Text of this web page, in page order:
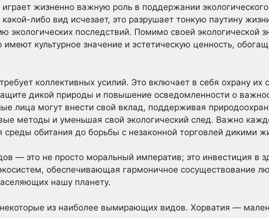
жизненно важную роль в поддержании
либо вид исчезает, это разрушает тонкую паутину
экологических последствий. Помимо своей экологической
культурное значение и эстетическую ценность,
коллективных усилий. Это включает в себя охрану их
дикой природы и повышение осведомленности о
лица могут внести свой вклад, поддерживая
методы и уменьшая свой экологический след. Важно
среды обитания до борьбы с незаконной торговлей дикими
— это не просто моральный императив; это инвестиция в
обеспечивающая гармоничное сосуществование
нашу планету.
из наиболее вымирающих видов. Хорватия —